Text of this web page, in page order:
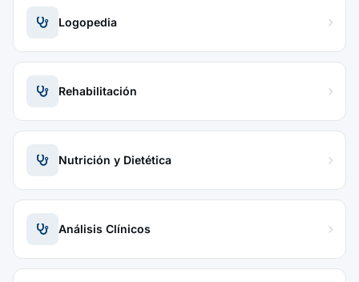
Logopedia
Rehabilitación
Nutrición y Dietética
Análisis Clínicos